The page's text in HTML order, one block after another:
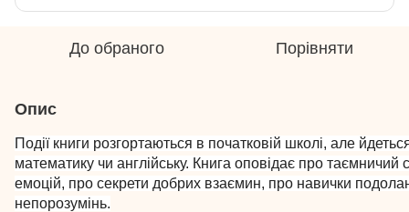
До обраного Порівняти
Опис
Події книги розгортаються в початковій школі, але
математику чи англійську. Книга оповідає про таємничий
емоцій, про секрети добрих взаємин, про навички
непорозумінь.